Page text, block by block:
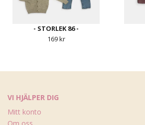
- STORLEK 86 -
169 kr
VI HJÄLPER DIG
Mitt konto